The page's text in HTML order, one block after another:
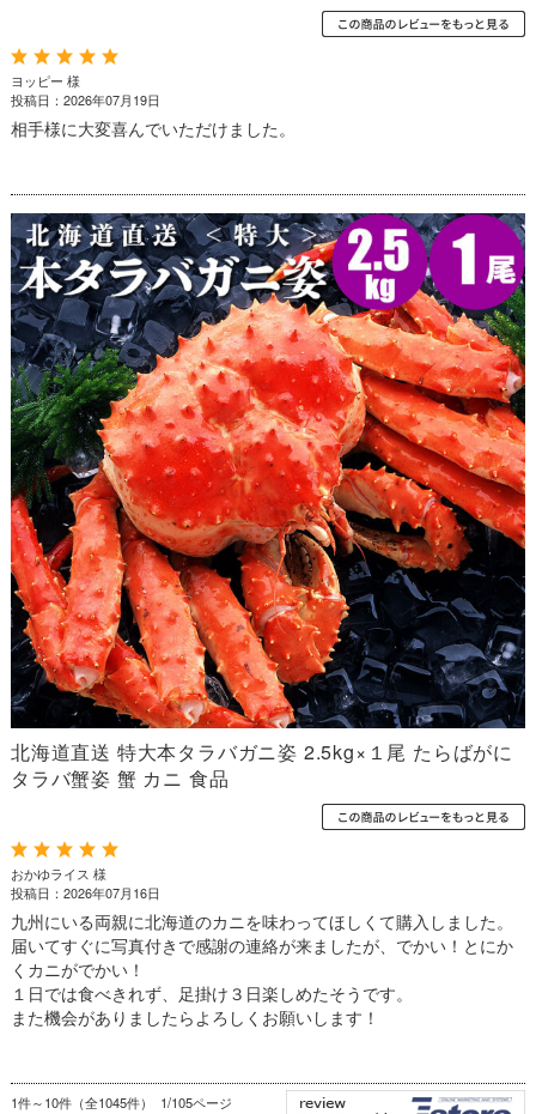
ヨッピー 様
投稿日：2026年07月19日
相手様に大変喜んでいただけました。
北海道直送 特大本タラバガニ姿 2.5kg×１尾 たらばがに
タラバ蟹姿 蟹 カニ 食品
おかゆライス 様
投稿日：2026年07月16日
九州にいる両親に北海道のカニを味わってほしくて購入しました。
届いてすぐに写真付きで感謝の連絡が来ましたが、でかい！とにか
くカニがでかい！
１日では食べきれず、足掛け３日楽しめたそうです。
また機会がありましたらよろしくお願いします！
1件～10件（全1045件） 1/105ページ